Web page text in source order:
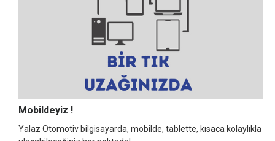
Mobildeyiz !
Yalaz Otomotiv bilgisayarda, mobilde, tablette, kısaca kolaylıkla